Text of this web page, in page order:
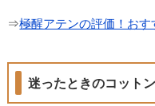
⇒極醒アテンの評価！お
迷ったときのコットン